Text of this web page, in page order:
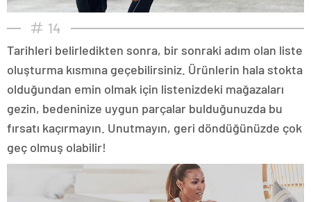
14
Tarihleri belirledikten sonra, bir sonraki adım olan liste
oluşturma kısmına geçebilirsiniz. Ürünlerin hala stokta
olduğundan emin olmak için listenizdeki mağazaları
gezin, bedeninize uygun parçalar bulduğunuzda bu
fırsatı kaçırmayın. Unutmayın, geri döndüğünüzde çok
geç olmuş olabilir!